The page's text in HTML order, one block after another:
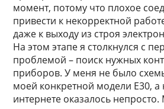
момент, потому что плохое
привести к некорректной
даже к выходу из строя
На этом этапе я столкнулся с
проблемой – поиск нужных
приборов. У меня не было
моей конкретной модели E30, а
интернете оказалось